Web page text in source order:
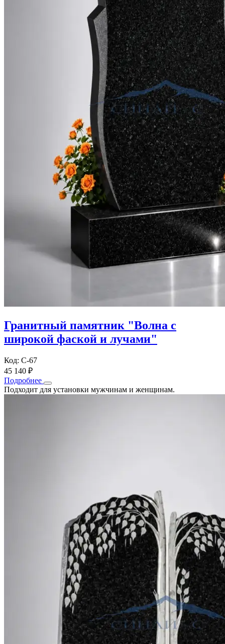
Гранитный памятник "Волна с
широкой фаской и лучами"
Код: С-67
45 140 ₽
Подробнее
Подходит для установки мужчинам и женщинам.